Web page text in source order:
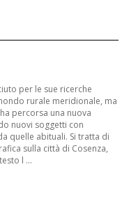
per le sue ricerche
rurale meridionale, ma
percorsa una nuova
nuovi soggetti con
quelle abituali. Si tratta di
sulla città di Cosenza,
l ...